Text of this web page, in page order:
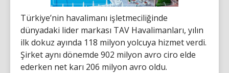
Türkiye’nin havalimanı işletmeciliğinde
dünyadaki lider markası TAV Havalimanları, yılın
ilk dokuz ayında 118 milyon yolcuya hizmet verdi.
Şirket aynı dönemde 902 milyon avro ciro elde
ederken net karı 206 milyon avro oldu.